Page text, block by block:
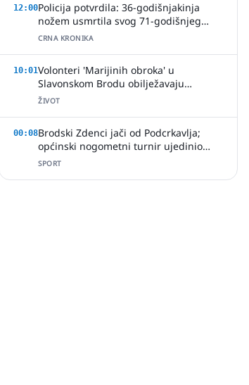
12:00Policija potvrdila: 36-godišnjakinja
nožem usmrtila svog 71-godišnjeg
partnera
CRNA KRONIKA
10:01Volonteri 'Marijinih obroka' u
Slavonskom Brodu obilježavaju
desetljeće dobrote i plemenitosti
ŽIVOT
00:08Brodski Zdenci jači od Podcrkavlja;
općinski nogometni turnir ujedinio
osam sela
SPORT